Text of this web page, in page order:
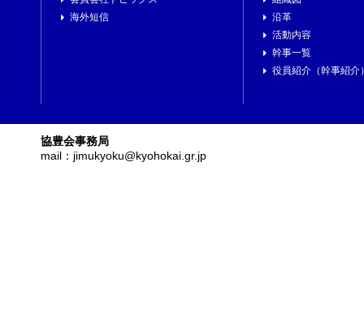
海外短信
沿革
活動内容
幹事一覧
役員紹介（幹事紹介
協豊会事務局
mail：jimukyoku@kyohokai.gr.jp